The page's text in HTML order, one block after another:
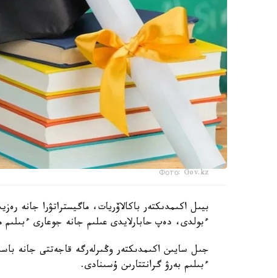
Фото: Gov.kz
ءبولدى، دەپ حابارلايدى عىلىم جانە جوعارى ءبىلىم
جىل سايىن اكىمدىكتەر وڭىرلەرگە قاجەتتى جانە
ءبىلىم بەرۋ گرانتتارىن ۇسىنادى.